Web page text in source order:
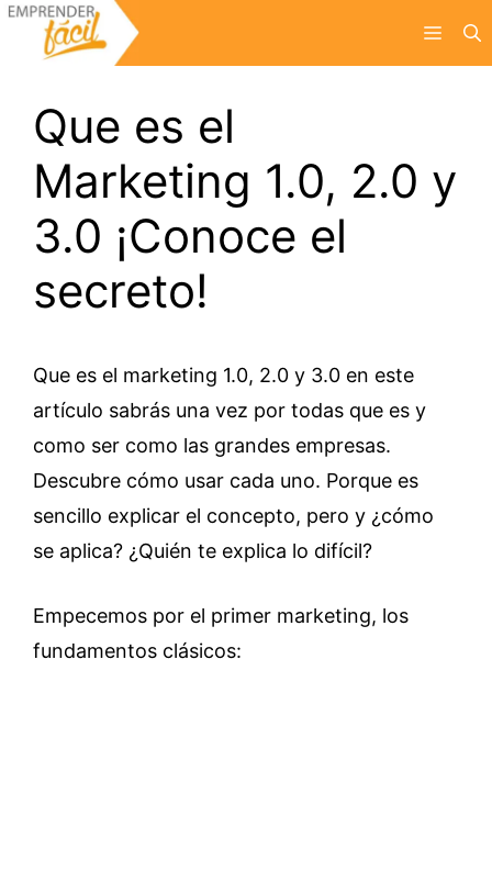
Saltar
Menú
Que es el
Marketing 1.0, 2.0 y
3.0 ¡Conoce el
secreto!
Que es el marketing 1.0, 2.0 y 3.0 en este
artículo sabrás una vez por todas que es y
como ser como las grandes empresas.
Descubre cómo usar cada uno. Porque es
sencillo explicar el concepto, pero y ¿cómo
se aplica? ¿Quién te explica lo difícil?
Empecemos por el primer marketing, los
fundamentos clásicos: